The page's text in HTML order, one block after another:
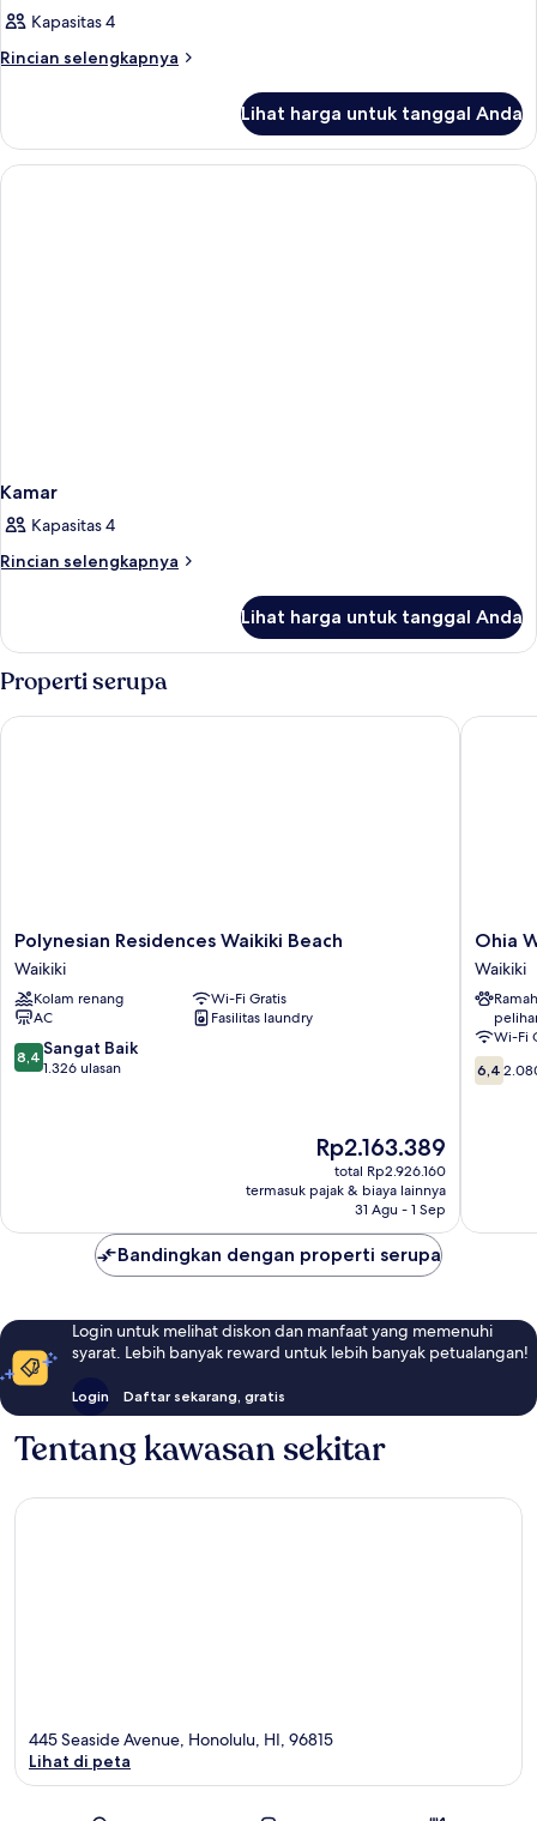
foto
untuk
Kapasitas 4
Rincian selengkapnya
Rincian
Kamar
Lihat harga untuk tanggal Anda
Kamar
Kapasitas 4
Rincian selengkapnya
Rincian
Kamar
Lihat harga untuk tanggal Anda
Properti serupa
Polynesian
Residences
Waikiki
Beach
Waikiki
Polynesian Residences Waikiki Beach
Waikiki
Kolam renang
Wi-Fi Gratis
AC
Fasilitas laundry
8.4
dari
8,4 Sangat Baik
1.326 ulasan
Harga
sekarang
Rp2.163.389
Rp2.163.389
total Rp2.926.160
termasuk pajak & biaya lainnya
31 Agu - 1 Sep
Polynesian Residences Waikiki Beach
Ohia
Waikiki
Studio
Suites
Waikiki
Ohia
Waikiki
Wi-Fi
6.4
dari
6,4
Ohia
Bandingkan dengan properti serupa
Login untuk melihat diskon dan manfaat yang memenuhi
syarat. Lebih banyak reward untuk lebih banyak petualangan!
Login Daftar sekarang, gratis
Tentang kawasan sekitar
445 Seaside Avenue, Honolulu, HI, 96815
Lihat di peta